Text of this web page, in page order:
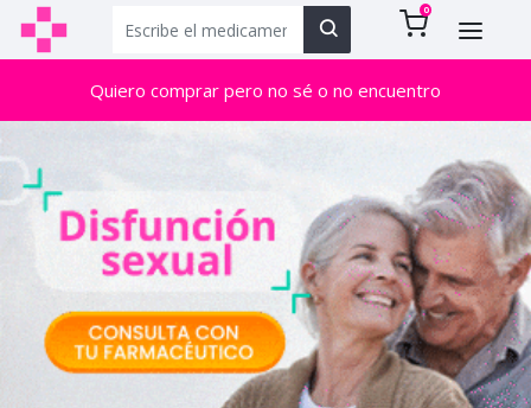
0
Quiero comprar pero no sé o no encuentro